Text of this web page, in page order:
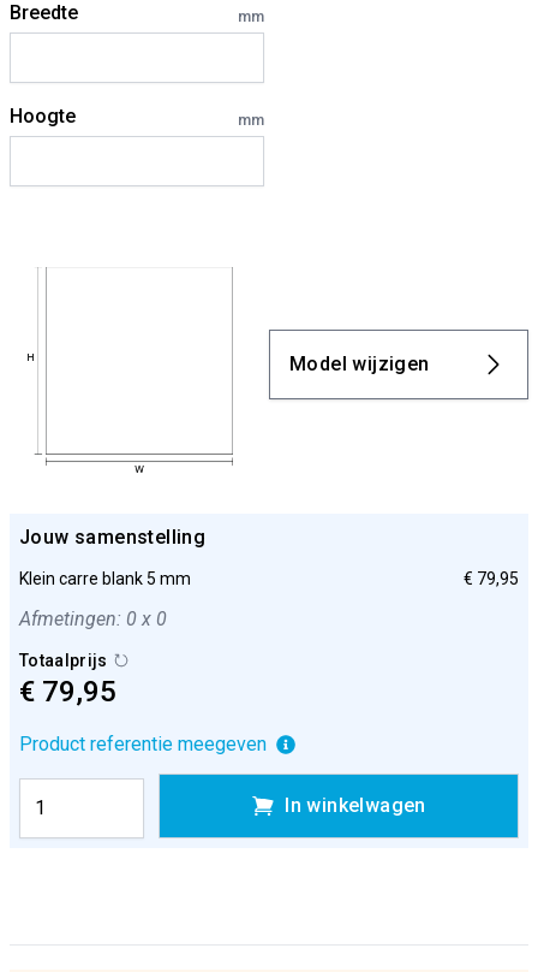
Breedte mm
Hoogte mm
Model wijzigen
Jouw samenstelling
Klein carre blank 5 mm € 79,95
Afmetingen: 0 x 0
Totaalprijs
€ 79,95
Product referentie meegeven
In winkelwagen